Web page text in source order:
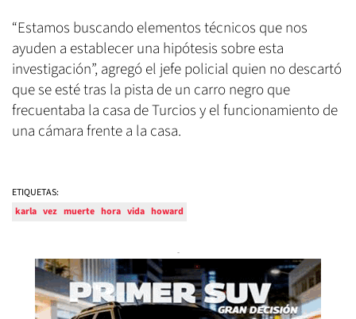
“Estamos buscando elementos técnicos que nos
ayuden a establecer una hipótesis sobre esta
investigación”, agregó el jefe policial quien no descartó
que se esté tras la pista de un carro negro que
frecuentaba la casa de Turcios y el funcionamiento de
una cámara frente a la casa.
ETIQUETAS:
karla vez muerte hora vida howard